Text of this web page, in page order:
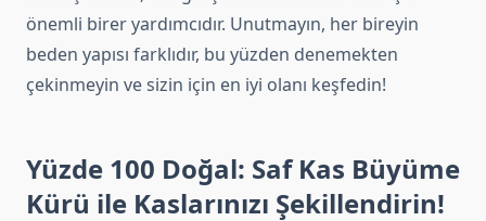
önemli birer yardımcıdır. Unutmayın, her bireyin
beden yapısı farklıdır, bu yüzden denemekten
çekinmeyin ve sizin için en iyi olanı keşfedin!
Yüzde 100 Doğal: Saf Kas Büyüme
Kürü ile Kaslarınızı Şekillendirin!